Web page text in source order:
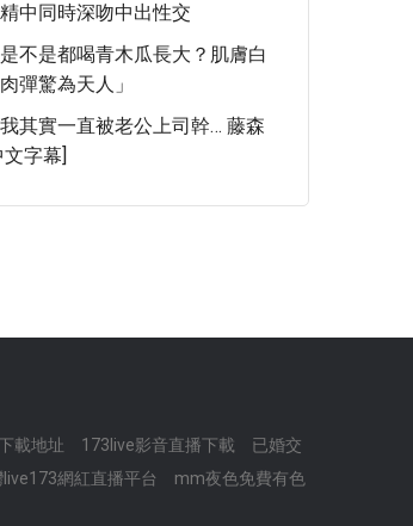
中同時深吻中出性交
不是都喝青木瓜長大？肌膚白
彈驚為天人」
其實一直被老公上司幹… 藤森
字幕]
載地址 173live影音直播下載
已婚交
live173網紅直播平台
mm夜色免費有色